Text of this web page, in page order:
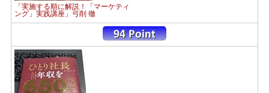
「実施する順に解説！「マーケティ
ング」実践講座」弓削 徹